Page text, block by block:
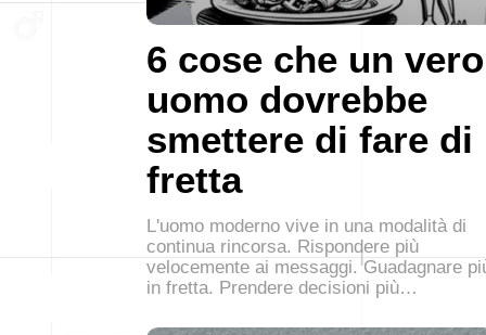
6 cose che un vero
uomo dovrebbe
smettere di fare di
fretta
L'uomo moderno vive in una modalità di
continua rincorsa. Rispondere più
velocemente ai messaggi. Guadagnare
in fretta. Prendere decisioni più…